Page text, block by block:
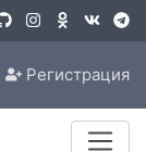
Регистрация